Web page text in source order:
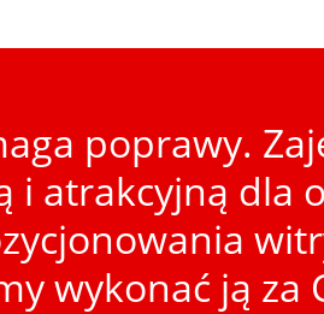
poprawy.
i atrakcyjną dla
wykonać ją za